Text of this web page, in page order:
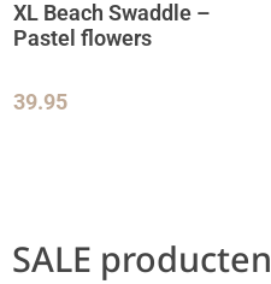
XL Beach Swaddle –
Pastel flowers
39.95
SALE producten